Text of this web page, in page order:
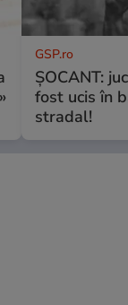
GSP.ro
ȘOCANT:
fost ucis în
stradal!